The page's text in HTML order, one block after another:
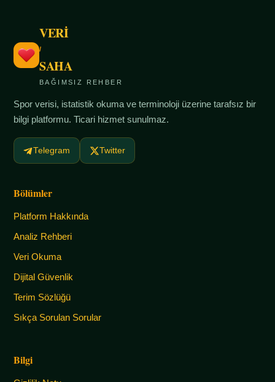
VERİ
/
SAHA
BAĞIMSIZ REHBER
Spor verisi, istatistik okuma ve terminoloji üzerine tarafsız bir
bilgi platformu. Ticari hizmet sunulmaz.
Telegram Twitter
Bölümler
Platform Hakkında
Analiz Rehberi
Veri Okuma
Dijital Güvenlik
Terim Sözlüğü
Sıkça Sorulan Sorular
Bilgi